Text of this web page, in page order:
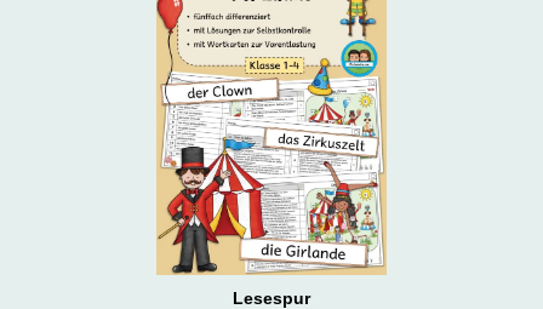
Lesespur